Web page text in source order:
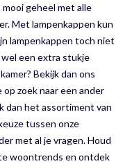
geheel met alle
Met lampenkappen kun
lampenkappen toch niet
een extra stukje
Bekijk dan ons
zoek naar een ander
dan het assortiment van
tussen onze
met al je vragen. Houd
woontrends en ontdek